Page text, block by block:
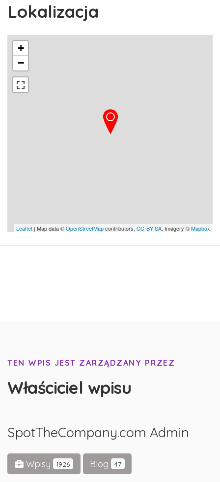
Lokalizacja
+
−
Leaflet | Map data ©OpenStreetMapcontributors, CC-BY-SA, Imagery ©Mapbox
TEN WPIS JEST ZARZĄDZANY PRZEZ
Właściciel wpisu
SpotTheCompany.com Admin
Wpisy 1926 Blog 47